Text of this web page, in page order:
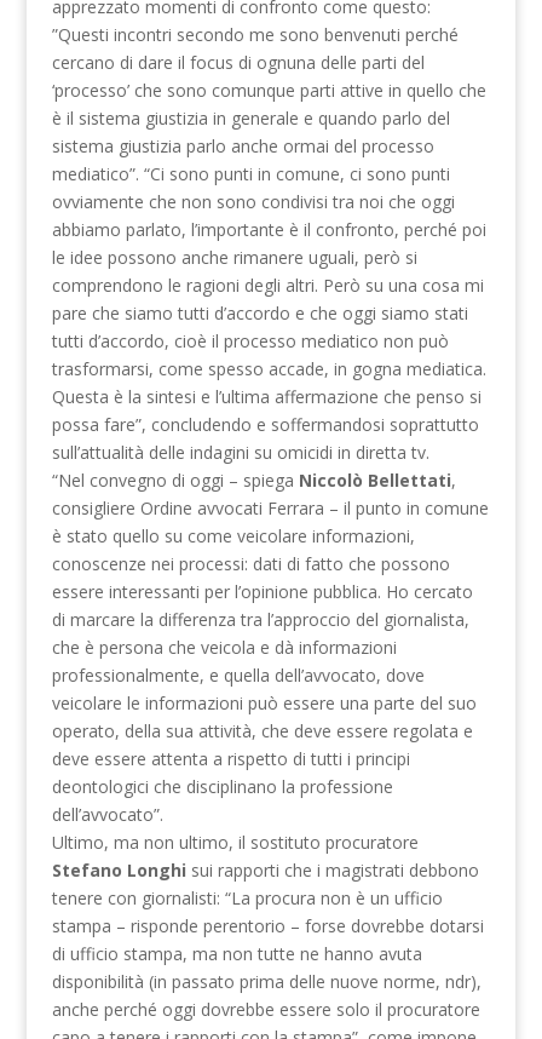
apprezzato momenti di confronto come questo:
”Questi incontri secondo me sono benvenuti perché
cercano di dare il focus di ognuna delle parti del
‘processo’ che sono comunque parti attive in quello che
è il sistema giustizia in generale e quando parlo del
sistema giustizia parlo anche ormai del processo
mediatico”. “Ci sono punti in comune, ci sono punti
ovviamente che non sono condivisi tra noi che oggi
abbiamo parlato, l’importante è il confronto, perché poi
le idee possono anche rimanere uguali, però si
comprendono le ragioni degli altri. Però su una cosa mi
pare che siamo tutti d’accordo e che oggi siamo stati
tutti d’accordo, cioè il processo mediatico non può
trasformarsi, come spesso accade, in gogna mediatica.
Questa è la sintesi e l’ultima affermazione che penso si
possa fare”, concludendo e soffermandosi soprattutto
sull’attualità delle indagini su omicidi in diretta tv.
“Nel convegno di oggi – spiega Niccolò Bellettati,
consigliere Ordine avvocati Ferrara – il punto in comune
è stato quello su come veicolare informazioni,
conoscenze nei processi: dati di fatto che possono
essere interessanti per l’opinione pubblica. Ho cercato
di marcare la differenza tra l’approccio del giornalista,
che è persona che veicola e dà informazioni
professionalmente, e quella dell’avvocato, dove
veicolare le informazioni può essere una parte del suo
operato, della sua attività, che deve essere regolata e
deve essere attenta a rispetto di tutti i principi
deontologici che disciplinano la professione
dell’avvocato”.
Ultimo, ma non ultimo, il sostituto procuratore
Stefano Longhi sui rapporti che i magistrati debbono
tenere con giornalisti: “La procura non è un ufficio
stampa – risponde perentorio – forse dovrebbe dotarsi
di ufficio stampa, ma non tutte ne hanno avuta
disponibilità (in passato prima delle nuove norme, ndr),
anche perché oggi dovrebbe essere solo il procuratore